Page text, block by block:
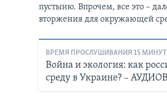
пустыню. Впрочем, все это –
вторжения для окружающей
ВРЕМЯ ПРОСЛУШИВАНИЯ 15 МИНУТ
Война и экология: как
среду в Украине? –